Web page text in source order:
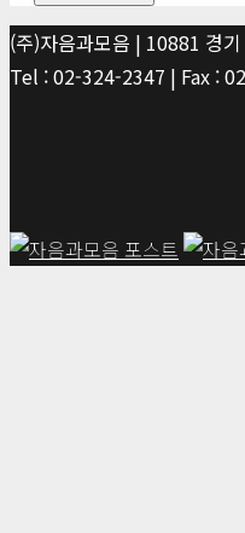
(주)자음과모음 | 10881 경
Tel : 02-324-2347 | Fax :